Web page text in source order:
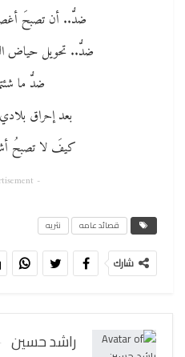
ضدُّ.. أن تصبحَ
ضدُّ.. تحويل حياض
ضدُّ ما
بعد إحراق
كيفَ لا تصبحُ
-
قصائد عامه نثريه
شارك
راشد حسين